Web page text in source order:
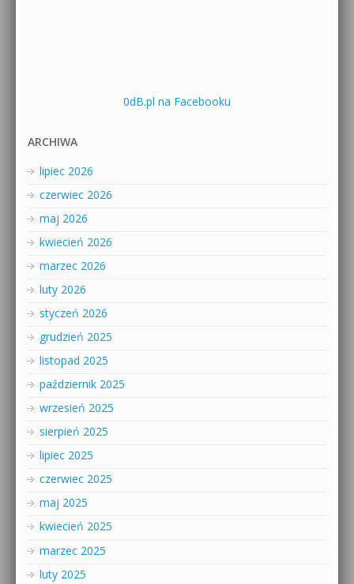
0dB.pl na Facebooku
ARCHIWA
lipiec 2026
czerwiec 2026
maj 2026
kwiecień 2026
marzec 2026
luty 2026
styczeń 2026
grudzień 2025
listopad 2025
październik 2025
wrzesień 2025
sierpień 2025
lipiec 2025
czerwiec 2025
maj 2025
kwiecień 2025
marzec 2025
luty 2025